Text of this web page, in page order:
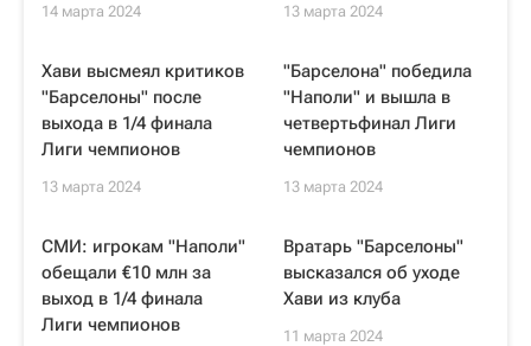
14 марта 2024 13 марта 2024
Хави высмеял критиков
"Барселоны" после
выхода в 1/4 финала
Лиги чемпионов
13 марта 2024
"Барселона" победила
"Наполи" и вышла в
четвертьфинал Лиги
чемпионов
13 марта 2024
СМИ: игрокам "Наполи"
обещали €10 млн за
выход в 1/4 финала
Лиги чемпионов
Вратарь "Барселоны"
высказался об уходе
Хави из клуба
11 марта 2024